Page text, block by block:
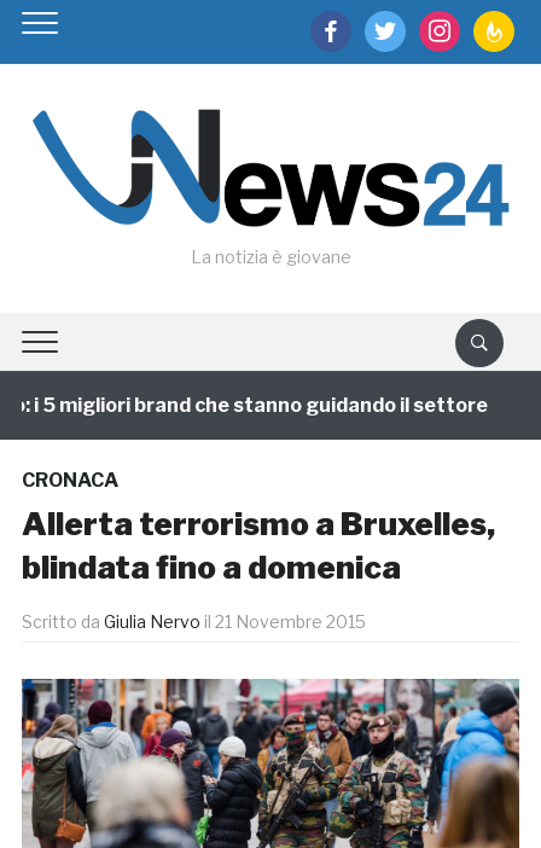
facebooktwitter instagram
La notizia è giovane
5 migliori brand che stanno guidando il settore
CRONACA
Allerta terrorismo a Bruxelles,
blindata fino a domenica
Scritto da Giulia Nervo il 21 Novembre 2015